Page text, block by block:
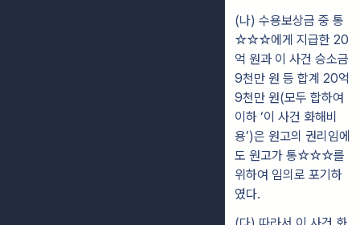
(나) 수용보상금 중 통
☆☆☆에게 지급한 20
억 원과 이 사건 승소금
9천만 원 등 합계 20억
9천만 원(모두 합하여
이하 ‘이 사건 화해비
용’)은 원고의 권리임에
도 원고가 통☆☆☆를
위하여 임의로 포기하
였다.